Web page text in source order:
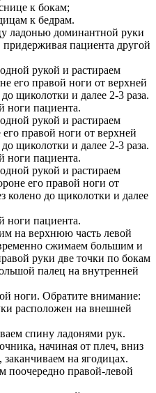
к бокам;
к бедрам.
ладонью доминантной руки
придерживая пациента другой
рукой и растираем
его правой ноги от верхней
щиколотки и далее 2-3 раза.
ноги пациента.
рукой и растираем
правой ноги от верхней
щиколотки и далее 2-3 раза.
ноги пациента.
рукой и растираем
его правой ноги от
колено до щиколотки и далее
ноги пациента.
на верхнюю часть левой
сжимаем большим и
руки две точки по бокам
палец на внутренней
ноги. Обратите внимание:
расположен на внешней
спину ладонями рук.
начиная от плеч, вниз
на ягодицах.
правой-левой